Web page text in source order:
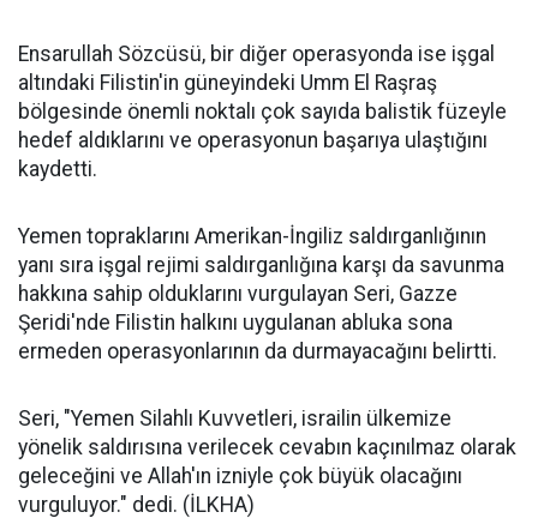
Ensarullah Sözcüsü, bir diğer operasyonda ise işgal
altındaki Filistin'in güneyindeki Umm El Raşraş
bölgesinde önemli noktalı çok sayıda balistik füzeyle
hedef aldıklarını ve operasyonun başarıya ulaştığını
kaydetti.
Yemen topraklarını Amerikan-İngiliz saldırganlığının
yanı sıra işgal rejimi saldırganlığına karşı da savunma
hakkına sahip olduklarını vurgulayan Seri, Gazze
Şeridi'nde Filistin halkını uygulanan abluka sona
ermeden operasyonlarının da durmayacağını belirtti.
Seri, "Yemen Silahlı Kuvvetleri, israilin ülkemize
yönelik saldırısına verilecek cevabın kaçınılmaz olarak
geleceğini ve Allah'ın izniyle çok büyük olacağını
vurguluyor." dedi. (İLKHA)